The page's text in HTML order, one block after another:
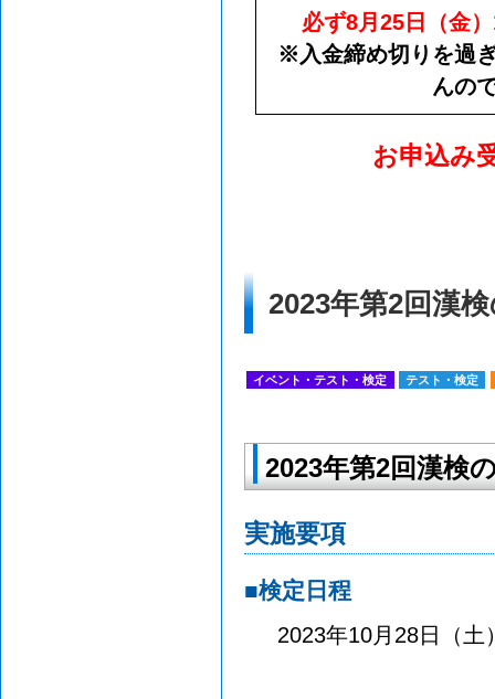
必ず8月25日（金
※入金締め切りを過
んの
お申込み
2023年第2回漢
イベント・テスト・検定 テスト・検定
2023年第2回漢検
実施要項
■検定日程
2023年10月28日（土